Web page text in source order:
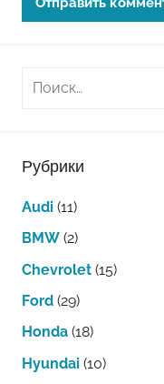
Рубрики
Audi (11)
BMW (2)
Chevrolet (15)
Ford (29)
Honda (18)
Hyundai (10)